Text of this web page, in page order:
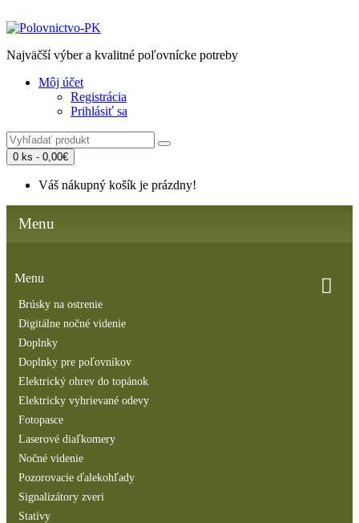
Najväčší výber a kvalitné poľovnícke potreby
Môj účet
Registrácia
Prihlásiť sa
0 ks - 0,00€
Váš nákupný košík je prázdny!
Menu
Menu
Brúsky na ostrenie
Digitálne nočné videnie
Doplnky
Doplnky pre poľovníkov
Elektrický ohrev do topánok
Elektricky vyhrievané odevy
Fotopasce
Laserové diaľkomery
Nočné videnie
Pozorovacie ďalekohľady
Signalizátory zveri
Statívy